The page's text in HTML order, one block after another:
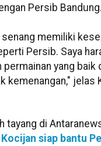
Persib Bandung.
senang memiliki
Persib. Saya
permainan yang baik
kemenangan," jelas
tayang di
siap bantu